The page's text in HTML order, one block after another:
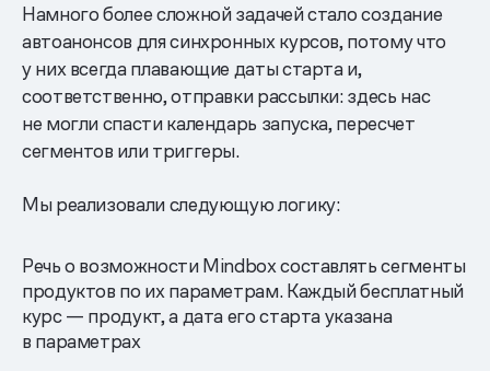
Намного более сложной задачей стало создание
автоанонсов для синхронных курсов, потому что
у них всегда плавающие даты старта и,
соответственно, отправки рассылки: здесь нас
не могли спасти календарь запуска, пересчет
сегментов или триггеры.
Мы реализовали следующую логику:
Речь о возможности Mindbox составлять сегменты
продуктов по их параметрам. Каждый бесплатный
курс — продукт, а дата его старта указана
в параметрах